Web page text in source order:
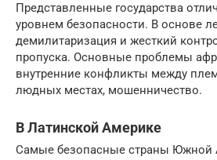
Представленные государства
уровнем безопасности. В основе
демилитаризация и жесткий
пропуска. Основные проблемы
внутренние конфликты между
людных местах, мошенничество.
В Латинской Америке
Самые безопасные страны Южной